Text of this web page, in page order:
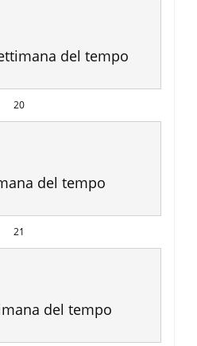
del tempo
20
del tempo
21
del tempo